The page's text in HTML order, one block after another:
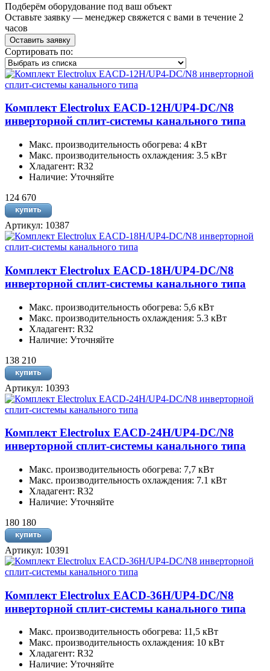
Подберём оборудование под ваш объект
Оставьте заявку — менеджер свяжется с вами в течение 2
часов
Оставить заявку
Сортировать по:
Комплект Electrolux EACD-12H/UP4-DC/N8
инверторной сплит-системы канального типа
Макс. производительность обогрева: 4 кВт
Макс. производительность охлаждения: 3.5 кВт
Хладагент: R32
Наличие: Уточняйте
124 670
Артикул: 10387
Комплект Electrolux EACD-18H/UP4-DC/N8
инверторной сплит-системы канального типа
Макс. производительность обогрева: 5,6 кВт
Макс. производительность охлаждения: 5.3 кВт
Хладагент: R32
Наличие: Уточняйте
138 210
Артикул: 10393
Комплект Electrolux EACD-24H/UP4-DC/N8
инверторной сплит-системы канального типа
Макс. производительность обогрева: 7,7 кВт
Макс. производительность охлаждения: 7.1 кВт
Хладагент: R32
Наличие: Уточняйте
180 180
Артикул: 10391
Комплект Electrolux EACD-36H/UP4-DC/N8
инверторной сплит-системы канального типа
Макс. производительность обогрева: 11,5 кВт
Макс. производительность охлаждения: 10 кВт
Хладагент: R32
Наличие: Уточняйте